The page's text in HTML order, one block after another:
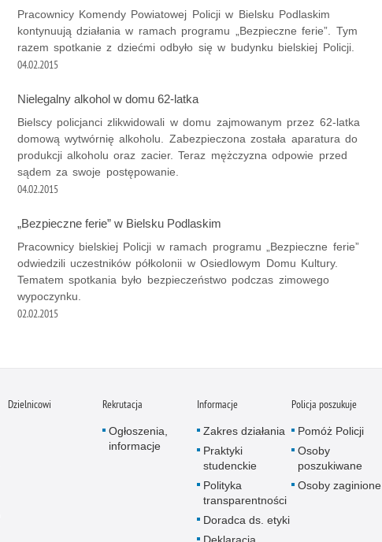
Pracownicy Komendy Powiatowej Policji w Bielsku Podlaskim
kontynuują działania w ramach programu „Bezpieczne ferie”. Tym
razem spotkanie z dziećmi odbyło się w budynku bielskiej Policji.
04.02.2015
Nielegalny alkohol w domu 62-latka
Bielscy policjanci zlikwidowali w domu zajmowanym przez 62-latka
domową wytwórnię alkoholu. Zabezpieczona została aparatura do
produkcji alkoholu oraz zacier. Teraz mężczyzna odpowie przed
sądem za swoje postępowanie.
04.02.2015
„Bezpieczne ferie” w Bielsku Podlaskim
Pracownicy bielskiej Policji w ramach programu „Bezpieczne ferie”
odwiedzili uczestników półkolonii w Osiedlowym Domu Kultury.
Tematem spotkania było bezpieczeństwo podczas zimowego
wypoczynku.
02.02.2015
Dzielnicowi Rekrutacja
Ogłoszenia,
informacje
Informacje
Zakres działania
Praktyki
studenckie
Polityka
transparentności
Doradca ds. etyki
Deklaracja
Policja poszukuje
Pomóż Policji
Osoby
poszukiwane
Osoby zaginione